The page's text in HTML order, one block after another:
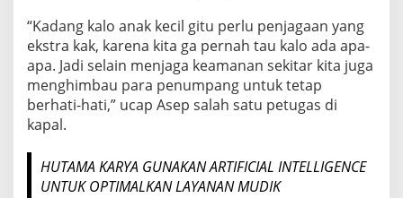
“Kadang kalo anak kecil gitu perlu penjagaan yang
ekstra kak, karena kita ga pernah tau kalo ada apa-
apa. Jadi selain menjaga keamanan sekitar kita juga
menghimbau para penumpang untuk tetap
berhati-hati,” ucap Asep salah satu petugas di
kapal.
HUTAMA KARYA GUNAKAN ARTIFICIAL INTELLIGENCE
UNTUK OPTIMALKAN LAYANAN MUDIK